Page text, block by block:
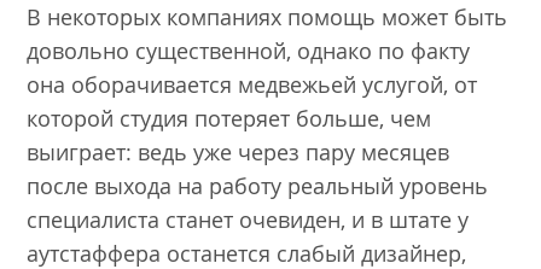
В некоторых компаниях помощь может быть
довольно существенной, однако по факту
она оборачивается медвежьей услугой, от
которой студия потеряет больше, чем
выиграет: ведь уже через пару месяцев
после выхода на работу реальный уровень
специалиста станет очевиден, и в штате у
аутстаффера останется слабый дизайнер,